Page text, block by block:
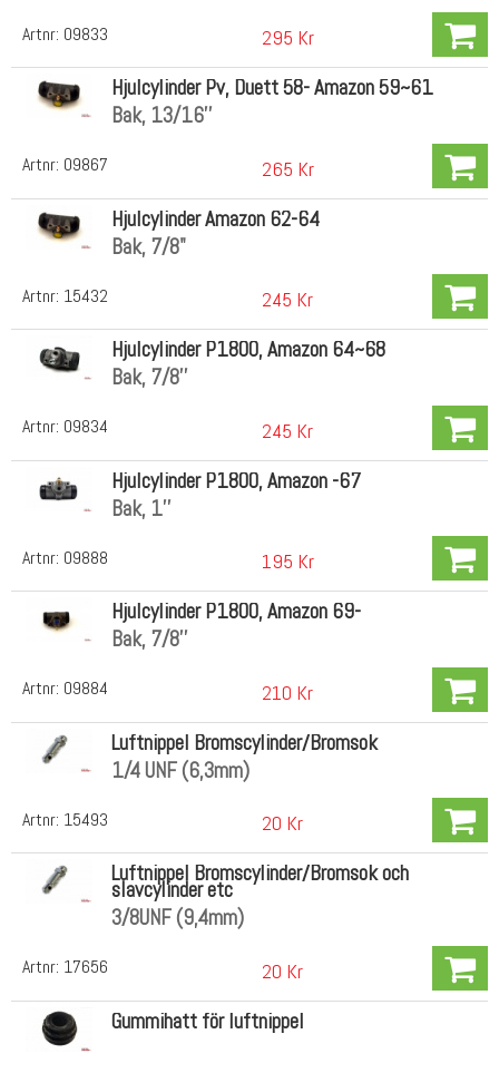
Artnr: 09833 295 Kr
Artnr: 09867
Hjulcylinder Pv, Duett 58- Amazon 59~61
Bak, 13/16''
265 Kr
Artnr: 15432
Hjulcylinder Amazon 62-64
Bak, 7/8"
245 Kr
Artnr: 09834
Hjulcylinder P1800, Amazon 64~68
Bak, 7/8''
245 Kr
Artnr: 09888
Hjulcylinder P1800, Amazon -67
Bak, 1''
195 Kr
Artnr: 09884
Hjulcylinder P1800, Amazon 69-
Bak, 7/8''
210 Kr
Artnr: 15493
Luftnippel Bromscylinder/Bromsok
1/4 UNF (6,3mm)
20 Kr
Artnr: 17656
Luftnippel Bromscylinder/Bromsok och
slavcylinder etc
3/8UNF (9,4mm)
20 Kr
Gummihatt för luftnippel